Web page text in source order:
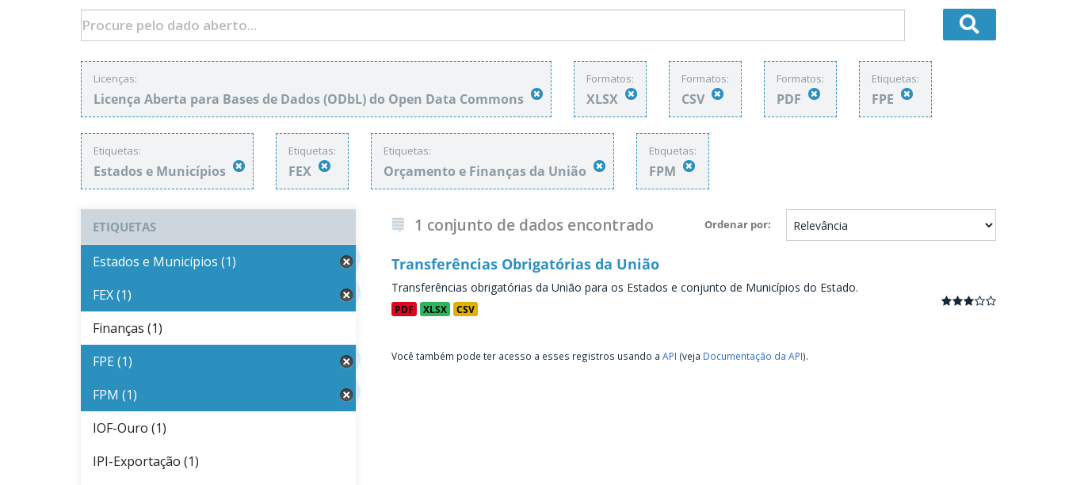
Licenças:
Licença Aberta para Bases de Dados (ODbL) do Open Data Commons
Formatos:
XLSX
Formatos:
CSV
Formatos:
PDF
Etiquetas:
FPE
Etiquetas:
Estados e Municípios
Etiquetas:
FEX
Etiquetas:
Orçamento e Finanças da União
Etiquetas:
FPM
Ordenar por
1 conjunto de dados encontrado
Transferências Obrigatórias da União
Transferências obrigatórias da União para os Estados e conjunto de Municípios do Estado.
PDF XLSX CSV
Você também pode ter acesso a esses registros usando a API (veja Documentação da API).
ETIQUETAS
Estados e Municípios (1)
FEX (1)
Finanças (1)
FPE (1)
FPM (1)
IOF-Ouro (1)
IPI-Exportação (1)